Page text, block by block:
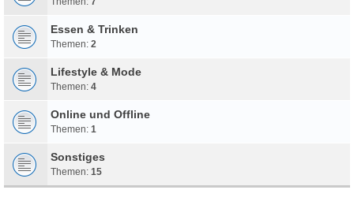
Essen & Trinken
Themen: 2
Lifestyle & Mode
Themen: 4
Online und Offline
Themen: 1
Sonstiges
Themen: 15